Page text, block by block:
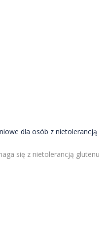
dla osób z nietolerancją
się z nietolerancją glutenu